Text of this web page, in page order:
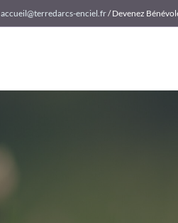
accueil@terredarcs-enciel.fr/ Devenez